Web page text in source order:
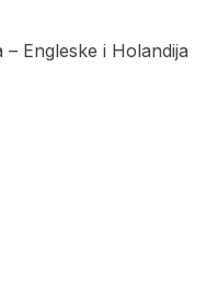
Engleske i Holandija